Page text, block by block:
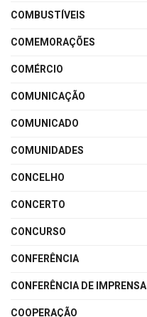
COMBUSTÍVEIS
COMEMORAÇÕES
COMÉRCIO
COMUNICAÇÃO
COMUNICADO
COMUNIDADES
CONCELHO
CONCERTO
CONCURSO
CONFERÊNCIA
CONFERÊNCIA DE IMPRENSA
COOPERAÇÃO